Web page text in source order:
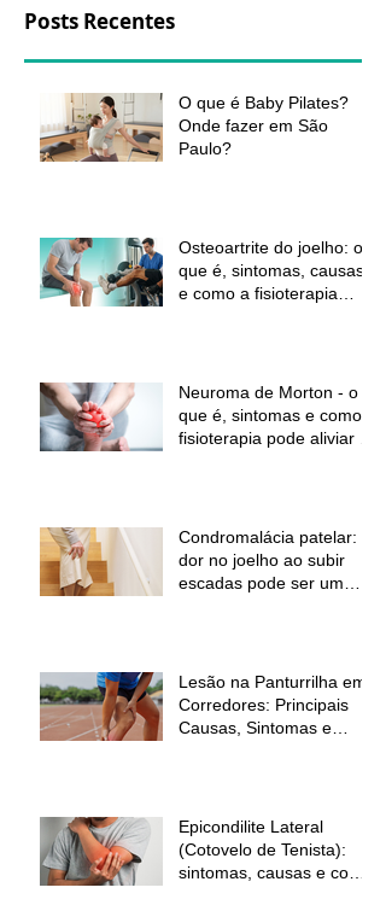
Posts Recentes
O que é Baby Pilates?
Onde fazer em São
Paulo?
Osteoartrite do joelho: o
que é, sintomas, causas
e como a fisioterapia
Neuroma de Morton - o
que é, sintomas e como a
fisioterapia pode aliviar a
Condromalácia patelar:
dor no joelho ao subir
escadas pode ser um
Lesão na Panturrilha em
Corredores: Principais
Causas, Sintomas e
Epicondilite Lateral
(Cotovelo de Tenista):
sintomas, causas e como